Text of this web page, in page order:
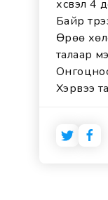
хүсвэл 4
Байр
Өрөө
талаар
Хэрвээ